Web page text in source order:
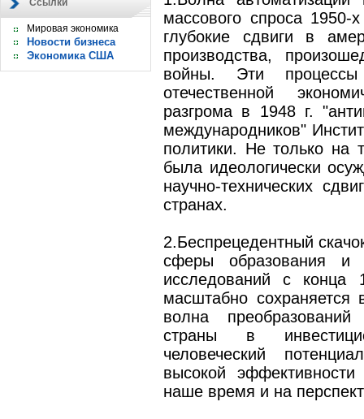
Ссылки
Мировая экономика
Новости бизнеса
Экономика США
массового спроса 1950-
глубокие сдвиги в
производства,
войны. Эти
отечественной
разгрома в 1948 г.
международников"
политики. Не только
была идеологически
научно-технических
странах.
2.Беспрецедентный
сферы образования и
исследований с конца
масштабно
волна
страны в
человеческий
высокой
наше время и на